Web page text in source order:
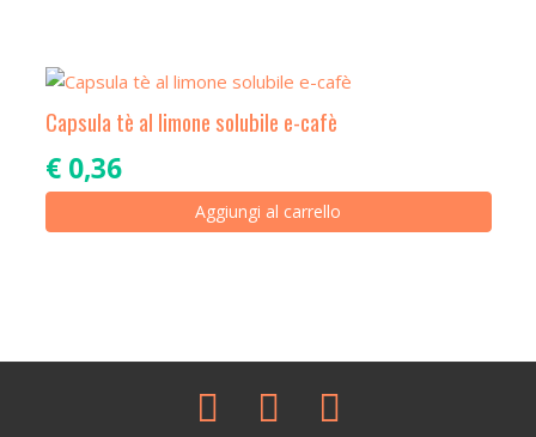
Capsula tè al limone solubile e-cafè
€0,36
Aggiungi al carrello